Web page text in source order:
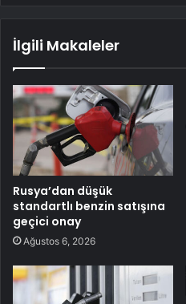
İlgili Makaleler
Rusya’dan düşük
standartlı benzin satışına
geçici onay
Ağustos 6, 2026